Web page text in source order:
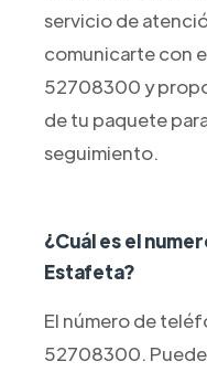
servicio de
comunicarte con
52708300 y
de tu paquete
seguimiento.
¿Cuál es el
Estafeta?
El número de
52708300.